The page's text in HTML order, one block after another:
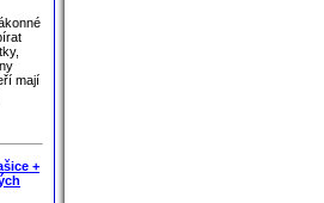
mají
+